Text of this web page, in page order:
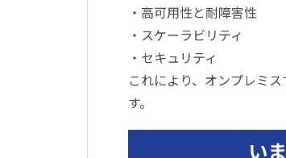
・高可用性と耐障害性
・スケーラビリティ
・セキュリティ
これにより、オンプレミ
す。